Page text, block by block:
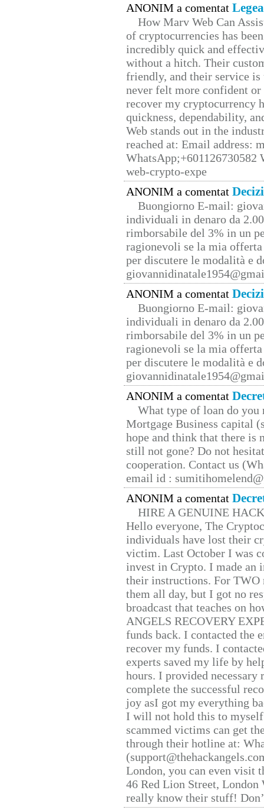
ANONIM a comentat
How Marv Web Can
of cryptocurrencies has
incredibly quick and
without a hitch. Their
friendly, and their service
never felt more confident
recover my cryptocurrency
quickness, dependability,
Web stands out in the
reached at: Email address:
web-crypto-expe
ANONIM a comentat
Buongiorno E-mail:
individuali in denaro da
rimborsabile del 3% in un
ragionevoli se la mia
per discutere le modalità e
ANONIM a comentat
Buongiorno E-mail:
individuali in denaro da
rimborsabile del 3% in un
ragionevoli se la mia
per discutere le modalità e
ANONIM a comentat
What type of loan do you
Mortgage Business capital
hope and think that there is
still not gone? Do not
cooperation. Contact us
email id :
ANONIM a comentat
HIRE A GENUINE
Hello everyone, The
individuals have lost their
victim. Last October I was
invest in Crypto. I made
their instructions. For TWO
them all day, but I got no
broadcast that teaches on
ANGELS RECOVERY
funds back. I contacted the
recover my funds. I
experts saved my life by
hours. I provided
complete the successful
joy asI got my everything
I will not hold this to
scammed victims can get
through their hotline at:
London, you can even visit
46 Red Lion Street, London
really know their stuff!